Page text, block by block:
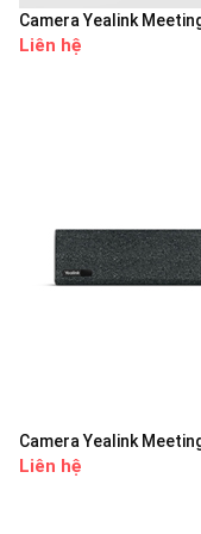
Camera Yealink
Liên hệ
Camera Yealink
Liên hệ